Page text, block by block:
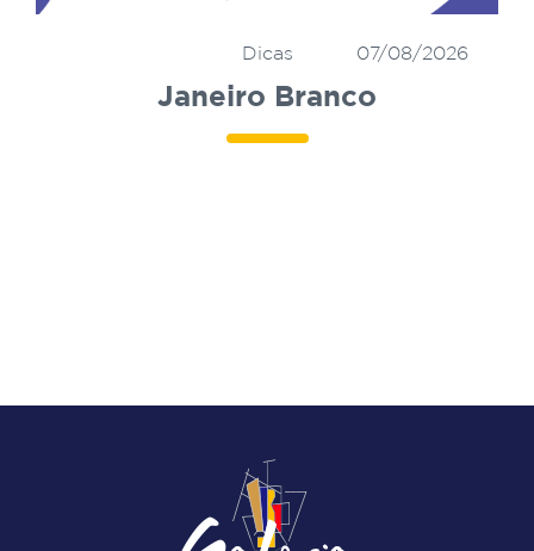
07/08/2026
Dicas
Janeiro Branco